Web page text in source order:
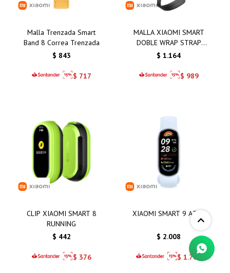
Malla Trenzada Smart
Band 8 Correa Trenzada
$ 843
$ 717
MALLA XIAOMI SMART
DOBLE WRAP STRAP
BLANCA Y NEGRA
$ 1.164
$ 989
CLIP XIAOMI SMART 8
RUNNING
$ 442
$ 376
XIAOMI SMART 9 AZUL
$ 2.008
$ 1.707